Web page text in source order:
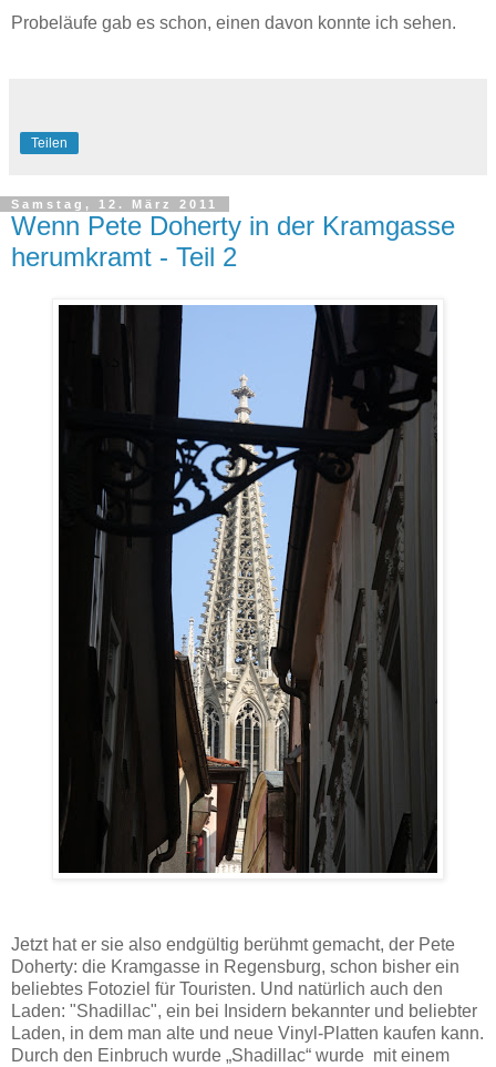
Probeläufe gab es schon, einen davon konnte ich sehen.
Teilen
Samstag, 12. März 2011
Wenn Pete Doherty in der Kramgasse
herumkramt - Teil 2
Jetzt hat er sie also endgültig berühmt gemacht, der Pete
Doherty: die Kramgasse in Regensburg, schon bisher ein
beliebtes Fotoziel für Touristen. Und natürlich auch den
Laden: "Shadillac", ein bei Insidern bekannter und beliebter
Laden, in dem man alte und neue Vinyl-Platten kaufen kann.
Durch den Einbruch wurde „Shadillac“ wurde mit einem